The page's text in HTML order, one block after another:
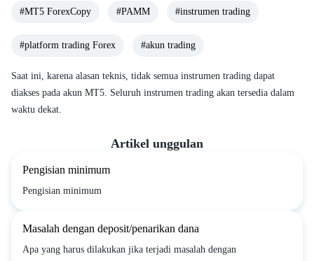
#MT5 ForexCopy #PAMM #instrumen trading
#platform trading Forex #akun trading
Saat ini, karena alasan teknis, tidak semua instrumen trading dapat
diakses pada akun MT5. Seluruh instrumen trading akan tersedia dalam
waktu dekat.
Artikel unggulan
Pengisian minimum
Pengisian minimum
Masalah dengan deposit/penarikan dana
Apa yang harus dilakukan jika terjadi masalah dengan